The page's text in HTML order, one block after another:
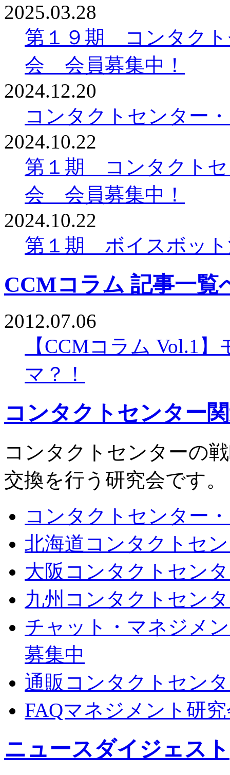
2025.03.28
第１９期 コンタクト
会 会員募集中！
2024.12.20
コンタクトセンター
2024.10.22
第１期 コンタクトセ
会 会員募集中！
2024.10.22
第１期 ボイスボッ
CCMコラム 記事一覧
2012.07.06
【CCMコラム Vol.1
マ？！
コンタクトセンター
コンタクトセンターの
交換を行う研究会です。
コンタクトセンター
北海道コンタクトセ
大阪コンタクトセン
九州コンタクトセン
チャット・マネジメ
募集中
通販コンタクトセン
FAQマネジメント研
ニュースダイジェスト